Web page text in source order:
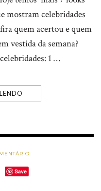
mostram celebridades
quem acertou e quem
vestida da semana?
1 …
Save